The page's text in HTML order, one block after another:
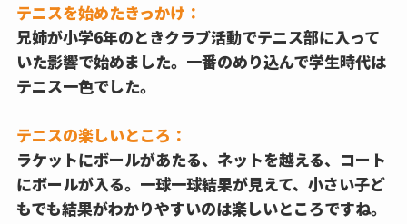
テニスを始めたきっかけ：
兄姉が小学6年のときクラブ活動でテニス部に入って
いた影響で始めました。一番のめり込んで学生時代は
テニス一色でした。
テニスの楽しいところ：
ラケットにボールがあたる、ネットを越える、コート
にボールが入る。一球一球結果が見えて、小さい子ど
もでも結果がわかりやすいのは楽しいところですね。